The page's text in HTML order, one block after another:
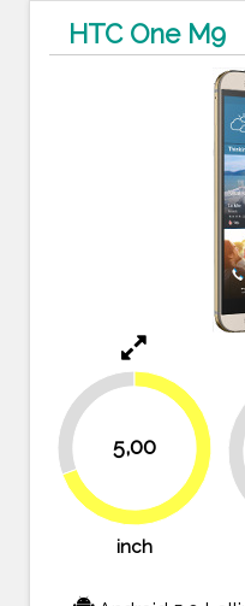
HTC One M9
5,00
30.6%
69.4%
inch